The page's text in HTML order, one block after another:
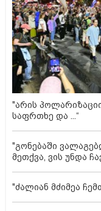
"არის
საფრთხე და ...“
"გონებაში
მეთქვა, ვის უნდა
"ძალიან მძიმეა